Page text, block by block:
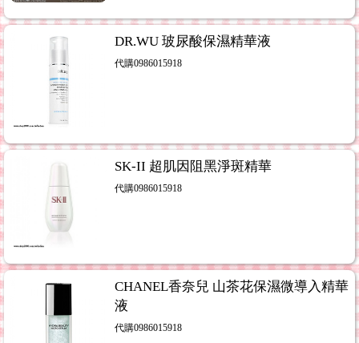
DR.WU 玻尿酸保濕精華液
代購0986015918
SK-II 超肌因阻黑淨斑精華
代購0986015918
CHANEL香奈兒 山茶花保濕微導入精華
液
代購0986015918